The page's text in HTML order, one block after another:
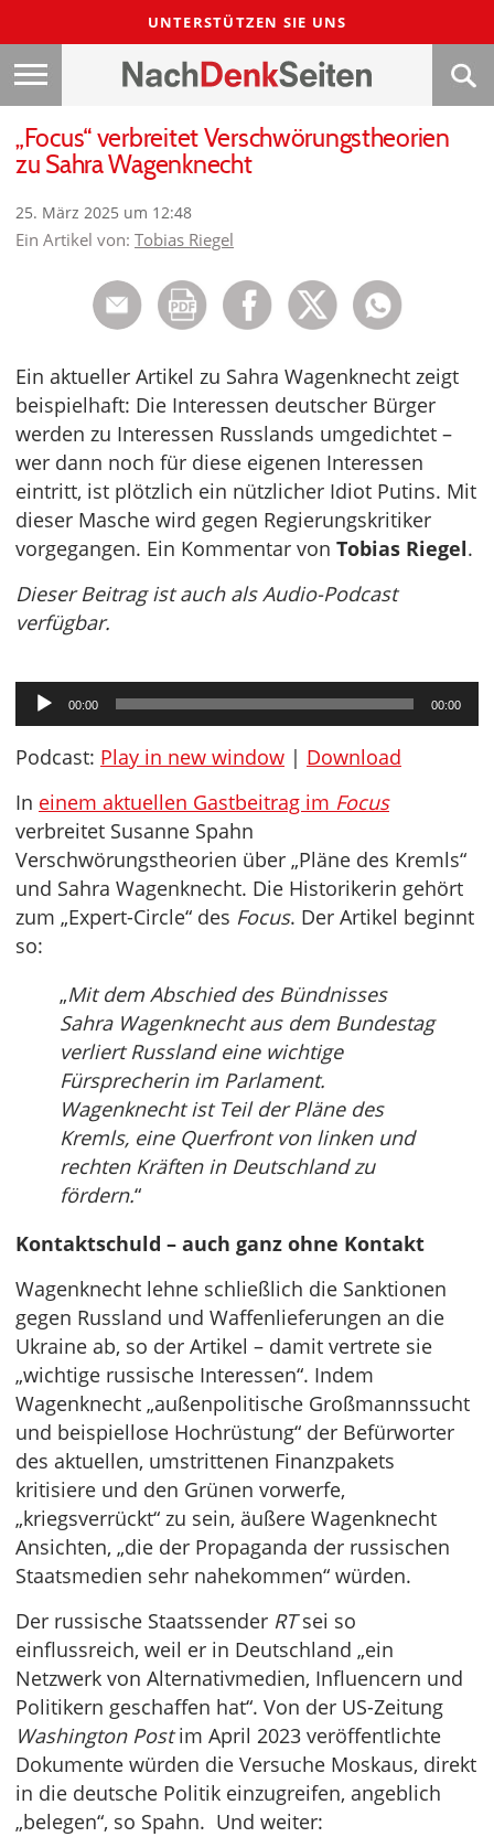
UNTERSTÜTZEN SIE UNS
„Focus“ verbreitet Verschwörungstheorien
zu Sahra Wagenknecht
25. März 2025 um 12:48
Ein Artikel von: Tobias Riegel
Ein aktueller Artikel zu Sahra Wagenknecht zeigt
beispielhaft: Die Interessen deutscher Bürger
werden zu Interessen Russlands umgedichtet –
wer dann noch für diese eigenen Interessen
eintritt, ist plötzlich ein nützlicher Idiot Putins. Mit
dieser Masche wird gegen Regierungskritiker
vorgegangen. Ein Kommentar von Tobias Riegel.
Dieser Beitrag ist auch als Audio-Podcast
verfügbar.
Audio-
Player
00:00 00:00
Podcast: Play in new window | Download
In einem aktuellen Gastbeitrag im Focus
verbreitet Susanne Spahn
Verschwörungstheorien über „Pläne des Kremls“
und Sahra Wagenknecht. Die Historikerin gehört
zum „Expert-Circle“ des Focus. Der Artikel beginnt
so:
„Mit dem Abschied des Bündnisses
Sahra Wagenknecht aus dem Bundestag
verliert Russland eine wichtige
Fürsprecherin im Parlament.
Wagenknecht ist Teil der Pläne des
Kremls, eine Querfront von linken und
rechten Kräften in Deutschland zu
fördern.“
Kontaktschuld – auch ganz ohne Kontakt
Wagenknecht lehne schließlich die Sanktionen
gegen Russland und Waffenlieferungen an die
Ukraine ab, so der Artikel – damit vertrete sie
„wichtige russische Interessen“. Indem
Wagenknecht „außenpolitische Großmannssucht
und beispiellose Hochrüstung“ der Befürworter
des aktuellen, umstrittenen Finanzpakets
kritisiere und den Grünen vorwerfe,
„kriegsverrückt“ zu sein, äußere Wagenknecht
Ansichten, „die der Propaganda der russischen
Staatsmedien sehr nahekommen“ würden.
Der russische Staatssender RTsei so
einflussreich, weil er in Deutschland „ein
Netzwerk von Alternativmedien, Influencern und
Politikern geschaffen hat“. Von der US-Zeitung
Washington Postim April 2023 veröffentlichte
Dokumente würden die Versuche Moskaus, direkt
in die deutsche Politik einzugreifen, angeblich
„belegen“, so Spahn. Und weiter: